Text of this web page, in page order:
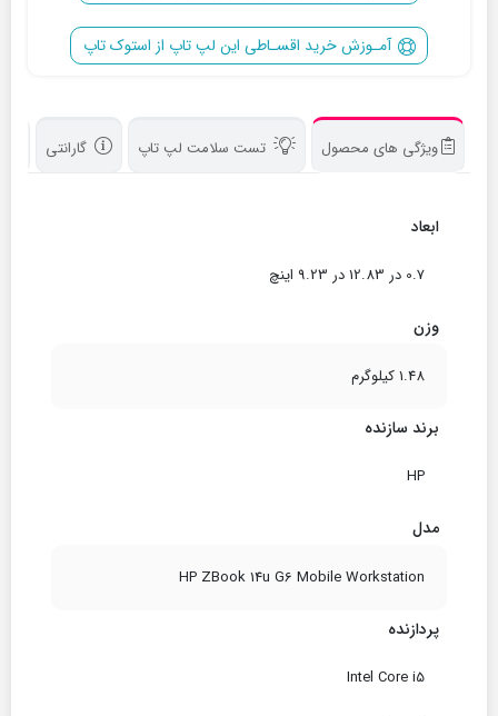
آمـوزش خرید اقسـاطی این لپ تاپ از استوک تاپ
ویژگی های محصول تست سلامت لپ تاپ گارانتی
ابعاد
0.7 در 12.83 در 9.23 اینچ
وزن
1.48 کیلوگرم
برند سازنده
HP
مدل
HP ZBook 14u G6 Mobile Workstation
پردازنده
Intel Core i5